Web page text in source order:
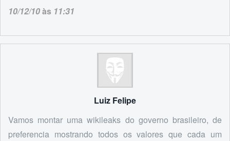
10/12/10às 11:31
Luiz Felipe
Vamos montar uma wikileaks do governo brasileiro, de
preferencia mostrando todos os valores que cada um